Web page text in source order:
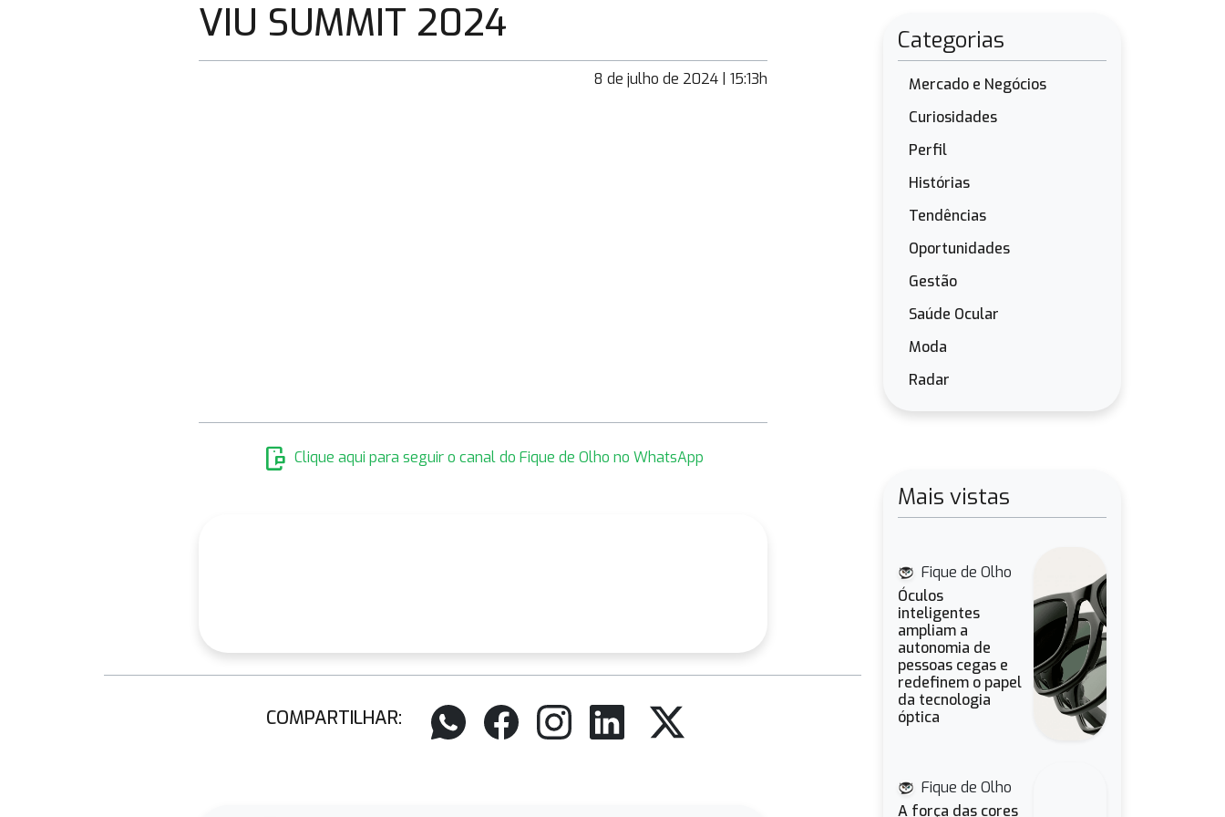
VIU SUMMIT 2024
8 de julho de 2024 | 15:13h
mobile_chat Clique aqui para seguir o canal do Fique de Olho no WhatsApp
COMPARTILHAR:
Categorias
Mercado e Negócios
Curiosidades
Perfil
Histórias
Tendências
Oportunidades
Gestão
Saúde Ocular
Moda
Radar
Mais vistas
Fique de Olho
Óculos
inteligentes
ampliam a
autonomia de
pessoas cegas e
redefinem o papel
da tecnologia
óptica
Fique de Olho
A força das cores